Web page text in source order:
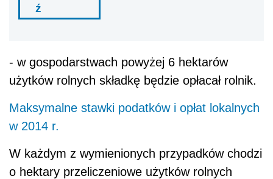
ź
- w gospodarstwach powyżej 6 hektarów
użytków rolnych składkę będzie opłacał rolnik.
Maksymalne stawki podatków i opłat lokalnych
w 2014 r.
W każdym z wymienionych przypadków chodzi
o hektary przeliczeniowe użytków rolnych